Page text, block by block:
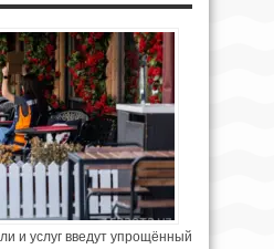
и услуг введут упрощённый